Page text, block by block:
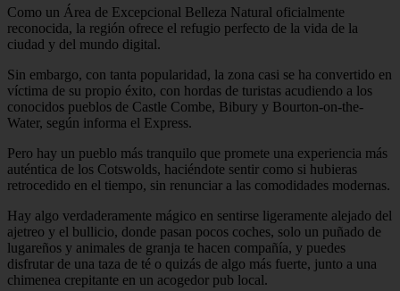
Como un Área de Excepcional Belleza Natural oficialmente
reconocida, la región ofrece el refugio perfecto de la vida de la
ciudad y del mundo digital.
Sin embargo, con tanta popularidad, la zona casi se ha convertido en
víctima de su propio éxito, con hordas de turistas acudiendo a los
conocidos pueblos de Castle Combe, Bibury y Bourton-on-the-
Water, según informa el Express.
Pero hay un pueblo más tranquilo que promete una experiencia más
auténtica de los Cotswolds, haciéndote sentir como si hubieras
retrocedido en el tiempo, sin renunciar a las comodidades modernas.
Hay algo verdaderamente mágico en sentirse ligeramente alejado del
ajetreo y el bullicio, donde pasan pocos coches, solo un puñado de
lugareños y animales de granja te hacen compañía, y puedes
disfrutar de una taza de té o quizás de algo más fuerte, junto a una
chimenea crepitante en un acogedor pub local.